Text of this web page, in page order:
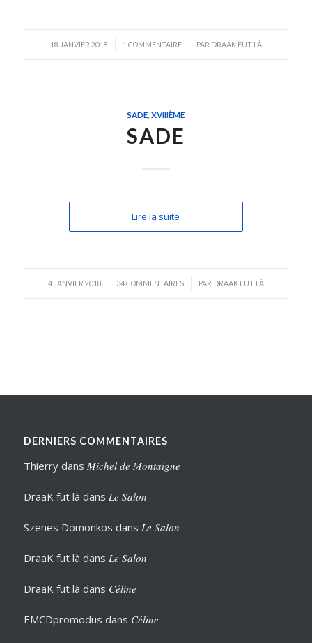
18 JANVIER 2018
/ 1 COMMENTAIRE
/ PAR DRAAK FUT LÀ
SADE ,XVIIIÈME
SADE
Lire la suite
4 JANVIER 2018
/ 34 COMMENTAIRES
/ PAR DRAAK FUT LÀ
DERNIERS COMMENTAIRES
Thierrydans Michel de Montaigne
DraaK fut là dans Le Salon
Szenes Domonkos dans Le Salon
DraaK fut là dans Le Salon
DraaK fut là dans Céline
EMCDpromodus dans Céline